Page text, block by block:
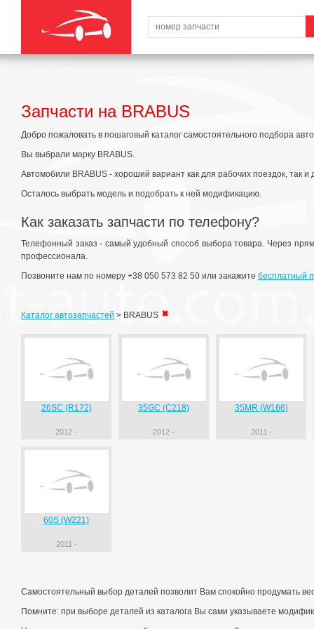
Запчасти на BRABUS
Добро пожаловать в пошаговый каталог самостоятельного подбора
Вы выбрали марку BRABUS.
Автомобили BRABUS - хороший вариант как для рабочих поездок, так и
Осталось выбрать модель и подобрать к ней модификацию.
Как заказать запчасти по телефону?
Телефонный заказ - самый удобный способ выбора товара. Через
профессионала.
Позвоните нам по номеру +38 050 573 82 50 или закажите бесплатный
Каталог автозапчастей > BRABUS
26SC (R172)
2012 -
35GC (C218)
2012 -
35MR (W166)
2011 -
60S (W221)
2011 -
Самостоятельный выбор деталей позволит Вам спокойно продумать
Помните: при выборе деталей из каталога Вы сами указываете